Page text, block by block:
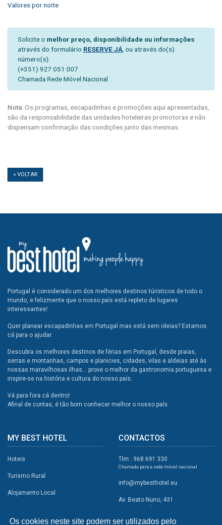
Os cookies neste site podem ser utilizados pelo
Valores por noite
Solicite o melhor preço, disponibilidade ou informações
através do formulário RESERVE JÁ , ou através do(s)
número(s):
(+351) 927 051 007
Chamada Rede Móvel Nacional
Nota:Os programas, escapadinhas e promoções aqui apresentadas,
são da responsabilidade das unidades hoteleiras promotoras e não
dispensam confirmação das condições junto das mesmas.
« VOLTAR
Portugal é considerado um dos melhores destinos túristicos de todo o
mundo, e felizmente que o nosso país está repleto de lugares
interessantes!
Quer planear escapadinhas em Portugal mas está sem ideias? Estamos
cá para o ajudar.
Descubra os melhores destinos de férias em Portugal, desde praias,
serras e montanhas, campos e planicies, cidades, vilas e aldeias até às
nossas maravilhosas ilhas... prove o melhor da gastronomia portuguesa e
inspire-se na história e cultura do nosso país.
Vá para fora cá dentro!
Afinal de contas, é tão bom conhecer melhor o nosso país.
MY BEST HOTEL
Hoteis
Turismo Rural
Alojamento Local
CONTACTOS
Tlm.: 968 691 330
Chamada para a rede móvel nacional
info@mybesthotel.eu
Av. Beato Nuno, 431
2495-401 Fátima